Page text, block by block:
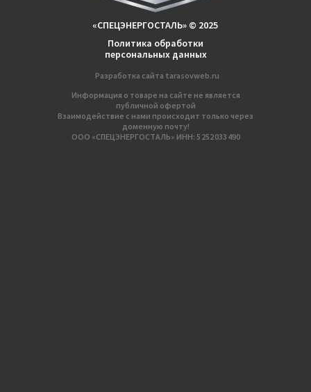
Информация о товаре на сайте не является
публичной офертой
Взаимодействие с нами происходит только через
доменную почту!
ООО «СПЕЦЭНЕРГОСТАЛЬ» ИНН: 5 252 033 490
Разработка сайтa tarasovweb.ru
Политика обработки
персональных данных
«СПЕЦЭНЕРГОСТАЛЬ» © 2025